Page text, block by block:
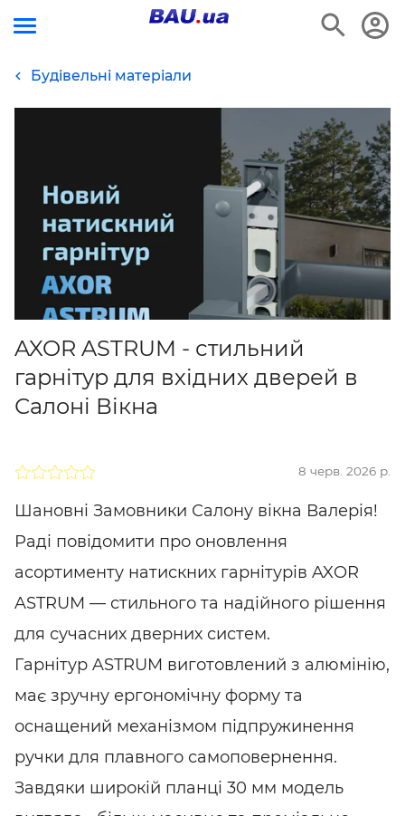
Будівельні матеріали
AXOR ASTRUM - стильний
гарнітур для вхідних дверей в
Салоні Вікна
8 черв. 2026 р.
Шановні Замовники Салону вікна Валерія!
Раді повідомити про оновлення
асортименту натискних гарнітурів AXOR
ASTRUM — стильного та надійного рішення
для сучасних дверних систем.
Гарнітур ASTRUM виготовлений з алюмінію,
має зручну ергономічну форму та
оснащений механізмом підпружинення
ручки для плавного самоповернення.
Завдяки широкій планці 30 мм модель